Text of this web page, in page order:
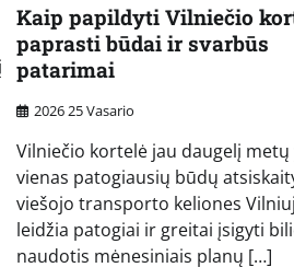
Kaip papildyti Vilniečio
paprasti būdai ir svarbūs
patarimai
2026 25 Vasario
Vilniečio kortelė jau daugelį metų
vienas patogiausių būdų
viešojo transporto keliones
leidžia patogiai ir greitai įsigyti
naudotis mėnesiniais planų […]